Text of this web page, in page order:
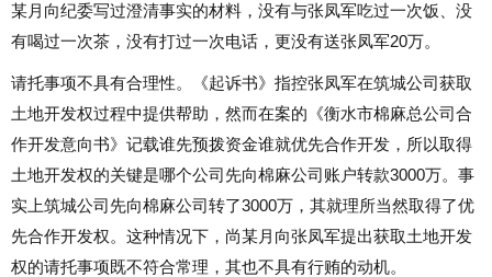
某月向纪委写过澄清事实的材料，没有与张凤军吃过一次饭、没
有喝过一次茶，没有打过一次电话，更没有送张凤军20万。
请托事项不具有合理性。《起诉书》指控张凤军在筑城公司获取
土地开发权过程中提供帮助，然而在案的《衡水市棉麻总公司合
作开发意向书》记载谁先预拨资金谁就优先合作开发，所以取得
土地开发权的关键是哪个公司先向棉麻公司账户转款3000万。事
实上筑城公司先向棉麻公司转了3000万，其就理所当然取得了优
先合作开发权。这种情况下，尚某月向张凤军提出获取土地开发
权的请托事项既不符合常理，其也不具有行贿的动机。